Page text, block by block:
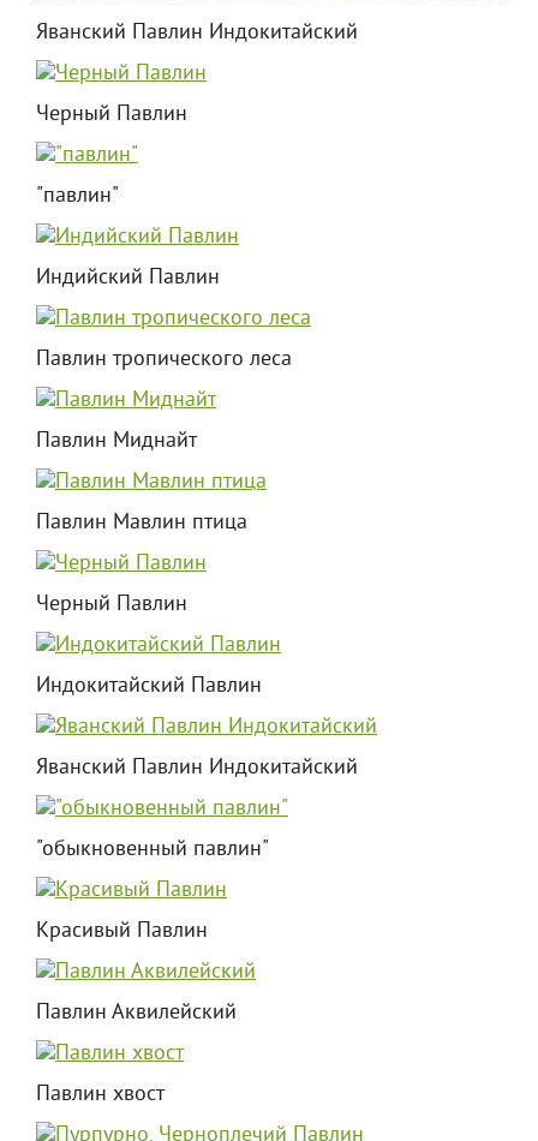
Яванский Павлин Индокитайский
Черный Павлин
"павлин"
Индийский Павлин
Павлин тропического леса
Павлин Миднайт
Павлин Мавлин птица
Черный Павлин
Индокитайский Павлин
Яванский Павлин Индокитайский
"обыкновенный павлин"
Красивый Павлин
Павлин Аквилейский
Павлин хвост